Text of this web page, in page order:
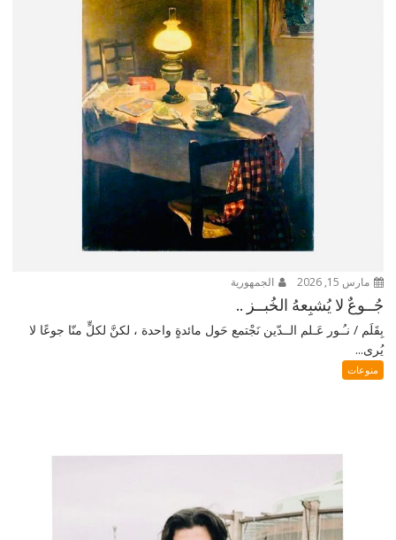
مارس 15, 2026 الجمهورية
جُــوعٌ لا يُشبِعهُ الخُبــز ..
بِقَلَم / نـُـور عَـلم الــدّين نَجْتمع حَول مائدةٍ واحدة ، لكنَّ لكلٍّ منّا جوعًا لا
يُرى...
منوعات